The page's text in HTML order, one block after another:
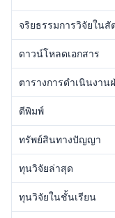
จริยธรรมการวิจัยในสั
ดาวน์โหลดเอกสาร
ตารางการดำเนินงาน
ตีพิมพ์
ทรัพย์สินทางปัญญา
ทุนวิจัยล่าสุด
ทุนวิจัยในชั้นเรียน